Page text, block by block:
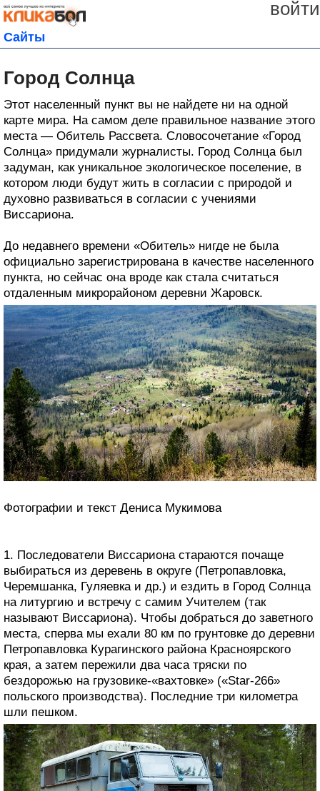
войти
Сайты
Город Солнца
Этот населенный пункт вы не найдете ни на одной
карте мира. На самом деле правильное название этого
места — Обитель Рассвета. Словосочетание «Город
Солнца» придумали журналисты. Город Солнца был
задуман, как уникальное экологическое поселение, в
котором люди будут жить в согласии с природой и
духовно развиваться в согласии с учениями
Виссариона.
До недавнего времени «Обитель» нигде не была
официально зарегистрирована в качестве населенного
пункта, но сейчас она вроде как стала считаться
отдаленным микрорайоном деревни Жаровск.
Фотографии и текст Дениса Мукимова
1. Последователи Виссариона стараются почаще
выбираться из деревень в округе (Петропавловка,
Черемшанка, Гуляевка и др.) и ездить в Город Солнца
на литургию и встречу с самим Учителем (так
называют Виссариона). Чтобы добраться до заветного
места, сперва мы ехали 80 км по грунтовке до деревни
Петропавловка Курагинского района Красноярского
края, а затем пережили два часа тряски по
бездорожью на грузовике-«вахтовке» («Star-266»
польского производства). Последние три километра
шли пешком.